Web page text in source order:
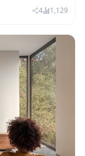
4 1,129